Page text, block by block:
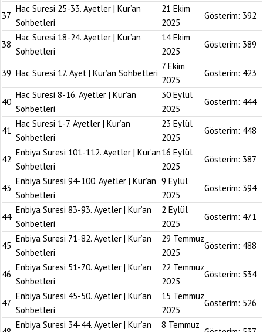
37
Hac Suresi 25-33. Ayetler | Kur’an
Sohbetleri
21 Ekim
2025
Gösterim: 392
38
Hac Suresi 18-24. Ayetler | Kur’an
Sohbetleri
14 Ekim
2025
Gösterim: 389
39 Hac Suresi 17. Ayet | Kur’an Sohbetleri
7 Ekim
2025
Gösterim: 423
40
Hac Suresi 8-16. Ayetler | Kur’an
Sohbetleri
30 Eylül
2025
Gösterim: 444
41
Hac Suresi 1-7. Ayetler | Kur’an
Sohbetleri
23 Eylül
2025
Gösterim: 448
42
Enbiya Suresi 101-112. Ayetler | Kur’an
Sohbetleri
16 Eylül
2025
Gösterim: 387
43
Enbiya Suresi 94-100. Ayetler | Kur’an
Sohbetleri
9 Eylül
2025
Gösterim: 394
44
Enbiya Suresi 83-93. Ayetler | Kur’an
Sohbetleri
2 Eylül
2025
Gösterim: 471
45
Enbiya Suresi 71-82. Ayetler | Kur’an
Sohbetleri
29 Temmuz
2025
Gösterim: 488
46
Enbiya Suresi 51-70. Ayetler | Kur’an
Sohbetleri
22 Temmuz
2025
Gösterim: 534
47
Enbiya Suresi 45-50. Ayetler | Kur’an
Sohbetleri
15 Temmuz
2025
Gösterim: 526
Enbiya Suresi 34-44. Ayetler | Kur’an 8 Temmuz